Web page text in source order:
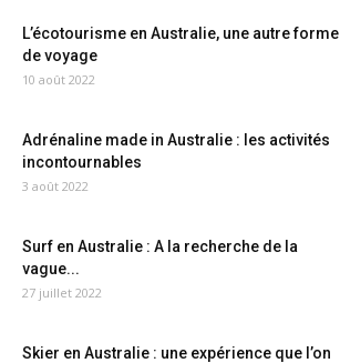
L’écotourisme en Australie, une autre forme
de voyage
10 août 2022
Adrénaline made in Australie : les activités
incontournables
3 août 2022
Surf en Australie : A la recherche de la
vague...
27 juillet 2022
Skier en Australie : une expérience que l’on